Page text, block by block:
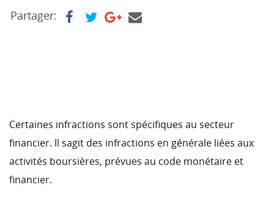
Partager:
Certaines infractions sont spécifiques au secteur
financier. Il sagit des infractions en générale liées aux
activités boursières, prévues au code monétaire et
financier.